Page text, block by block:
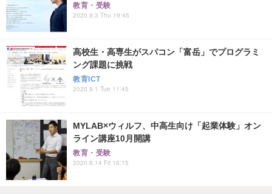
教育・受験
2020.9.3 Thu 19:45
高校生・高専生がスパコン「富岳」でプログラミ
ング課題に挑戦
教育ICT
2020.9.1 Tue 11:45
MYLAB×ウィルフ、中高生向け「起業体験」オン
ライン講座10月開講
教育・受験
2020.8.14 Fri 16:15